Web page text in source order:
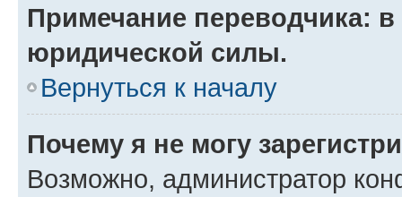
Примечание переводчика:
юридической силы.
Вернуться к началу
Почему я не могу
Возможно, администратор